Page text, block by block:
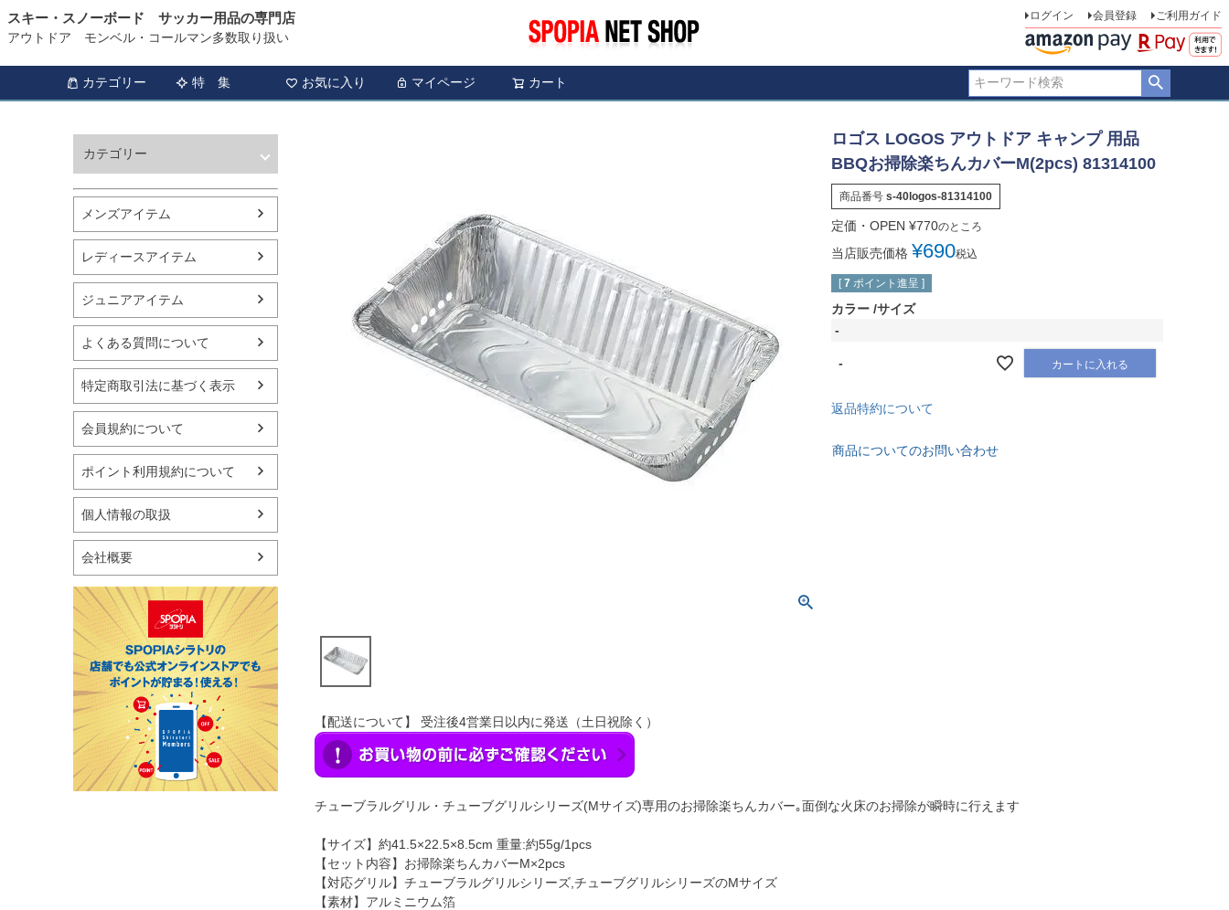
スキー・スノーボード サッカー用品の専門店
アウトドア モンベル・コールマン多数取り扱い
ログイン 会員登録 ご利用ガイド
カテゴリー 特 集 お気に入り マイページ カート
カテゴリー
バスケットボール
シューズ
ランニング用品
スポーツアパレル
テニス
バレーボール
フィットネス用品
スイミング用品
マリン
スケートボード
野球・ソフトボール
ゴルフ
卓球用品
バッグ・サングラス
ハンドボール用品
ラグビー用品
グランドゴルフ
メンズアイテム
レディースアイテム
ジュニアアイテム
よくある質問について
特定商取引法に基づく表示
会員規約について
ポイント利用規約について
個人情報の取扱
会社概要
ロゴス LOGOS アウトドア キャンプ 用品
BBQお掃除楽ちんカバーM(2pcs) 81314100
商品番号 s-40logos-81314100
定価・OPEN ¥770のところ
当店販売価格 ¥690税込
[ 7 ポイント進呈 ]
カラー サイズ
-
- カートに入れる
返品特約について
商品についてのお問い合わせ
【配送について】 受注後4営業日以内に発送（土日祝除く）
チューブラルグリル・チューブグリルシリーズ(Mサイズ)専用のお掃除楽ちんカバー｡面倒な火床のお掃除が瞬時に行えます
【サイズ】約41.5×22.5×8.5cm 重量:約55g/1pcs
【セット内容】お掃除楽ちんカバーM×2pcs
【対応グリル】チューブラルグリルシリーズ,チューブグリルシリーズのMサイズ
【素材】アルミニウム箔